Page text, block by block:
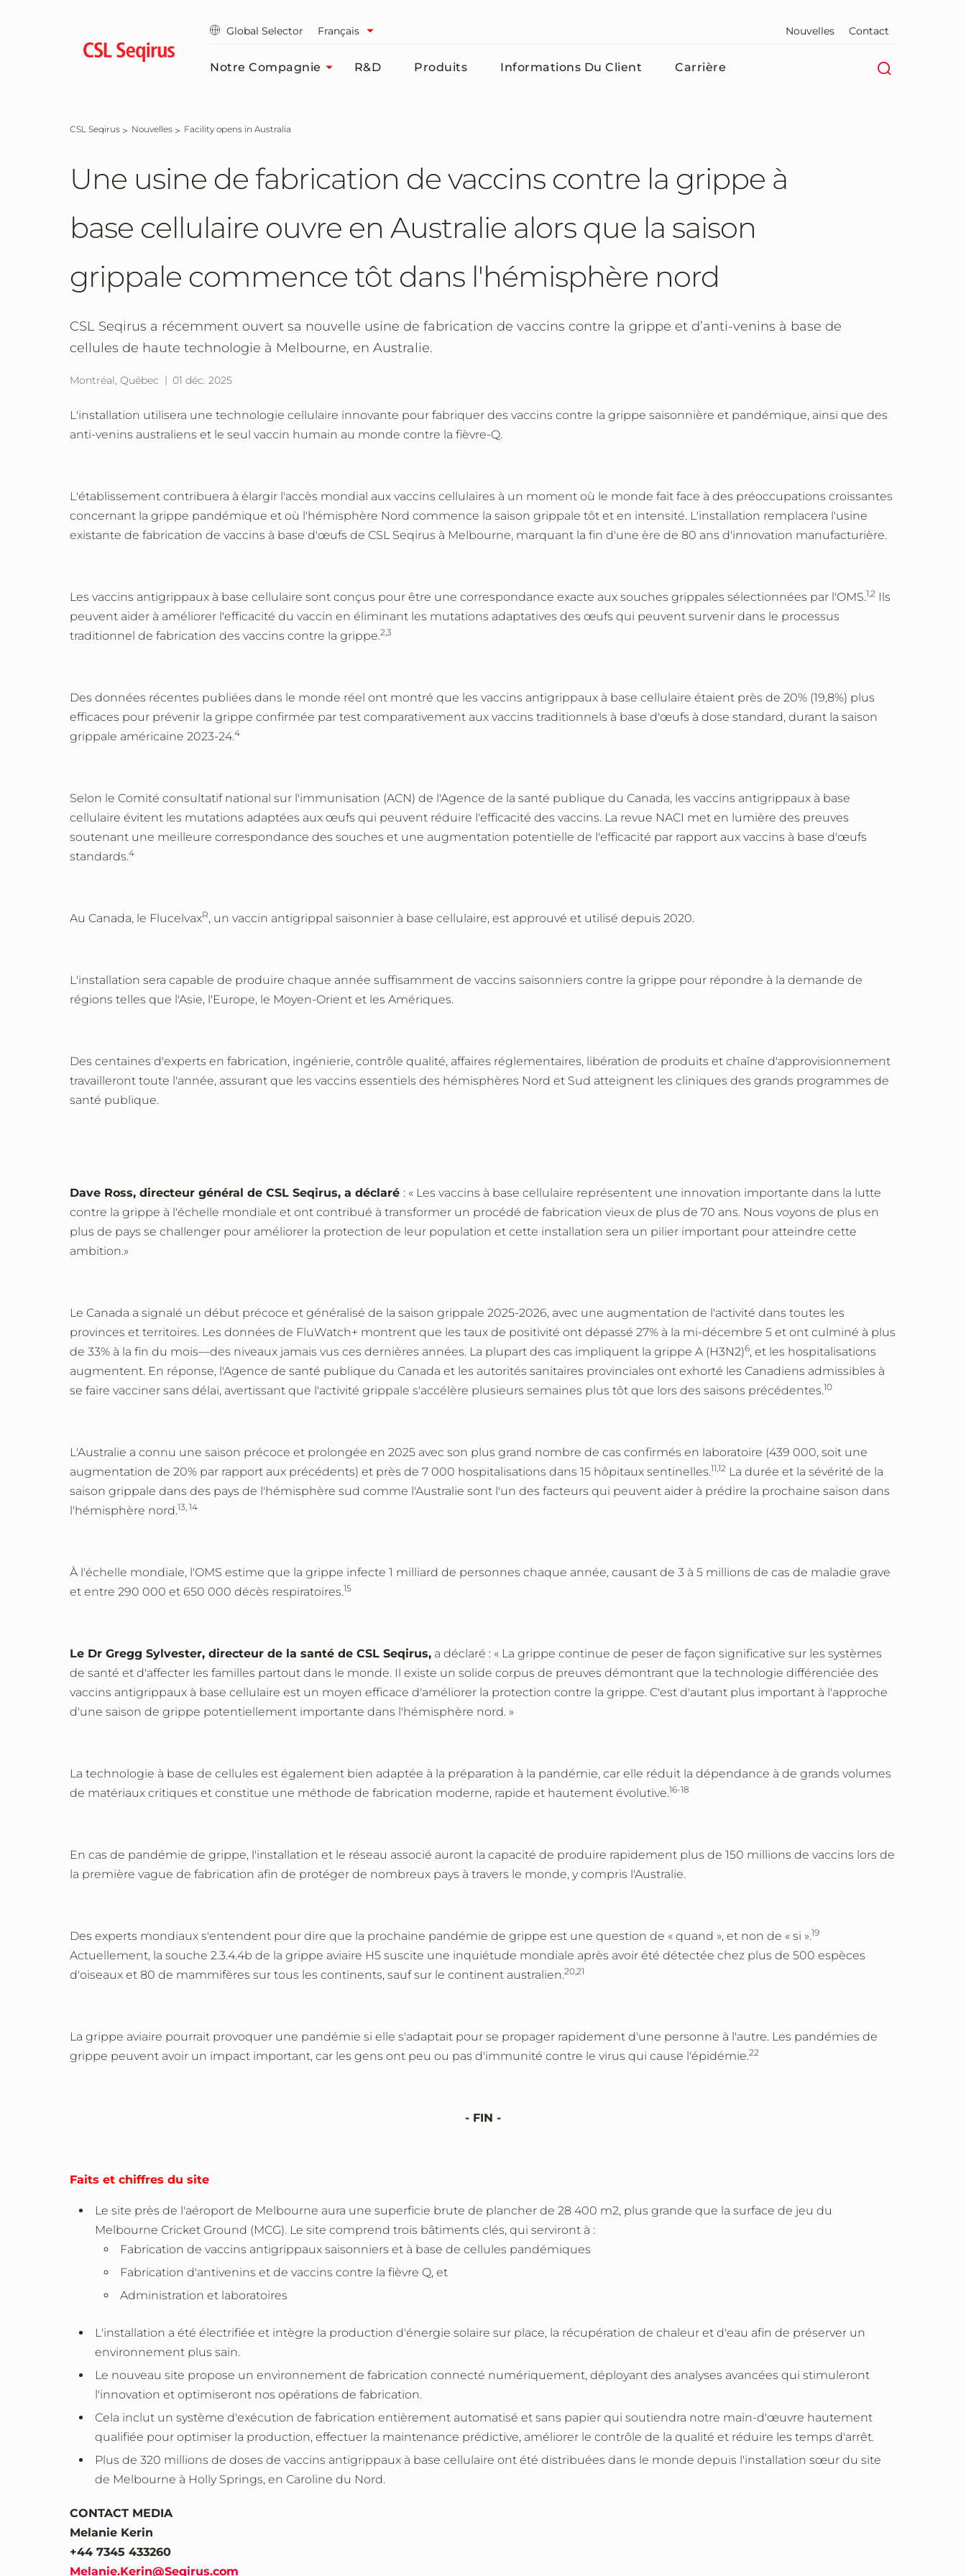
Global Selector Français Nouvelles Contact
Notre Compagnie R&D Produits Informations Du Client Carrière
CSL Seqirus Nouvelles Facility opens in Australia
Une usine de fabrication de vaccins contre la grippe à
base cellulaire ouvre en Australie alors que la saison
grippale commence tôt dans l'hémisphère nord
CSL Seqirus a récemment ouvert sa nouvelle usine de fabrication de vaccins contre la grippe et d’anti-venins à base de
cellules de haute technologie à Melbourne, en Australie.
Montréal, Québec 01 déc. 2025
L'installation utilisera une technologie cellulaire innovante pour fabriquer des vaccins contre la grippe saisonnière et pandémique, ainsi que des
anti-venins australiens et le seul vaccin humain au monde contre la fièvre-Q.
L'établissement contribuera à élargir l'accès mondial aux vaccins cellulaires à un moment où le monde fait face à des préoccupations croissantes
concernant la grippe pandémique et où l'hémisphère Nord commence la saison grippale tôt et en intensité. L'installation remplacera l'usine
existante de fabrication de vaccins à base d'œufs de CSL Seqirus à Melbourne, marquant la fin d'une ère de 80 ans d'innovation manufacturière.
Les vaccins antigrippaux à base cellulaire sont conçus pour être une correspondance exacte aux souches grippales sélectionnées par l'OMS.1,2 Ils
peuvent aider à améliorer l'efficacité du vaccin en éliminant les mutations adaptatives des œufs qui peuvent survenir dans le processus
traditionnel de fabrication des vaccins contre la grippe.2,3
Des données récentes publiées dans le monde réel ont montré que les vaccins antigrippaux à base cellulaire étaient près de 20% (19,8%) plus
efficaces pour prévenir la grippe confirmée par test comparativement aux vaccins traditionnels à base d'œufs à dose standard, durant la saison
grippale américaine 2023-24.4
Selon le Comité consultatif national sur l'immunisation (ACN) de l'Agence de la santé publique du Canada, les vaccins antigrippaux à base
cellulaire évitent les mutations adaptées aux œufs qui peuvent réduire l'efficacité des vaccins. La revue NACI met en lumière des preuves
soutenant une meilleure correspondance des souches et une augmentation potentielle de l'efficacité par rapport aux vaccins à base d'œufs
standards.4
Au Canada, le FlucelvaxR, un vaccin antigrippal saisonnier à base cellulaire, est approuvé et utilisé depuis 2020.
L'installation sera capable de produire chaque année suffisamment de vaccins saisonniers contre la grippe pour répondre à la demande de
régions telles que l'Asie, l'Europe, le Moyen-Orient et les Amériques.
Des centaines d'experts en fabrication, ingénierie, contrôle qualité, affaires réglementaires, libération de produits et chaîne d'approvisionnement
travailleront toute l'année, assurant que les vaccins essentiels des hémisphères Nord et Sud atteignent les cliniques des grands programmes de
santé publique.
Dave Ross, directeur général de CSL Seqirus, a déclaré : « Les vaccins à base cellulaire représentent une innovation importante dans la lutte
contre la grippe à l'échelle mondiale et ont contribué à transformer un procédé de fabrication vieux de plus de 70 ans. Nous voyons de plus en
plus de pays se challenger pour améliorer la protection de leur population et cette installation sera un pilier important pour atteindre cette
ambition.»
Le Canada a signalé un début précoce et généralisé de la saison grippale 2025-2026, avec une augmentation de l'activité dans toutes les
provinces et territoires. Les données de FluWatch+ montrent que les taux de positivité ont dépassé 27% à la mi-décembre 5 et ont culminé à plus
de 33% à la fin du mois—des niveaux jamais vus ces dernières années. La plupart des cas impliquent la grippe A (H3N2)6, et les hospitalisations
augmentent. En réponse, l'Agence de santé publique du Canada et les autorités sanitaires provinciales ont exhorté les Canadiens admissibles à
se faire vacciner sans délai, avertissant que l'activité grippale s'accélère plusieurs semaines plus tôt que lors des saisons précédentes.10
L'Australie a connu une saison précoce et prolongée en 2025 avec son plus grand nombre de cas confirmés en laboratoire (439 000, soit une
augmentation de 20% par rapport aux précédents) et près de 7 000 hospitalisations dans 15 hôpitaux sentinelles.11,12 La durée et la sévérité de la
saison grippale dans des pays de l'hémisphère sud comme l'Australie sont l'un des facteurs qui peuvent aider à prédire la prochaine saison dans
l'hémisphère nord.13, 14
À l'échelle mondiale, l'OMS estime que la grippe infecte 1 milliard de personnes chaque année, causant de 3 à 5 millions de cas de maladie grave
et entre 290 000 et 650 000 décès respiratoires.15
Le Dr Gregg Sylvester, directeur de la santé de CSL Seqirus, a déclaré : « La grippe continue de peser de façon significative sur les systèmes
de santé et d'affecter les familles partout dans le monde. Il existe un solide corpus de preuves démontrant que la technologie différenciée des
vaccins antigrippaux à base cellulaire est un moyen efficace d'améliorer la protection contre la grippe. C'est d'autant plus important à l'approche
d'une saison de grippe potentiellement importante dans l'hémisphère nord. »
La technologie à base de cellules est également bien adaptée à la préparation à la pandémie, car elle réduit la dépendance à de grands volumes
de matériaux critiques et constitue une méthode de fabrication moderne, rapide et hautement évolutive.16-18
En cas de pandémie de grippe, l'installation et le réseau associé auront la capacité de produire rapidement plus de 150 millions de vaccins lors de
la première vague de fabrication afin de protéger de nombreux pays à travers le monde, y compris l'Australie.
Des experts mondiaux s'entendent pour dire que la prochaine pandémie de grippe est une question de « quand », et non de « si ».19
Actuellement, la souche 2.3.4.4b de la grippe aviaire H5 suscite une inquiétude mondiale après avoir été détectée chez plus de 500 espèces
d'oiseaux et 80 de mammifères sur tous les continents, sauf sur le continent australien.20,21
La grippe aviaire pourrait provoquer une pandémie si elle s'adaptait pour se propager rapidement d'une personne à l'autre. Les pandémies de
grippe peuvent avoir un impact important, car les gens ont peu ou pas d'immunité contre le virus qui cause l'épidémie.22
- FIN -
Faits et chiffres du site
Le site près de l'aéroport de Melbourne aura une superficie brute de plancher de 28 400 m2, plus grande que la surface de jeu du
Melbourne Cricket Ground (MCG). Le site comprend trois bâtiments clés, qui serviront à :
Fabrication de vaccins antigrippaux saisonniers et à base de cellules pandémiques
Fabrication d'antivenins et de vaccins contre la fièvre Q, et
Administration et laboratoires
L'installation a été électrifiée et intègre la production d'énergie solaire sur place, la récupération de chaleur et d'eau afin de préserver un
environnement plus sain.
Le nouveau site propose un environnement de fabrication connecté numériquement, déployant des analyses avancées qui stimuleront
l'innovation et optimiseront nos opérations de fabrication.
Cela inclut un système d'exécution de fabrication entièrement automatisé et sans papier qui soutiendra notre main-d'œuvre hautement
qualifiée pour optimiser la production, effectuer la maintenance prédictive, améliorer le contrôle de la qualité et réduire les temps d'arrêt.
Plus de 320 millions de doses de vaccins antigrippaux à base cellulaire ont été distribuées dans le monde depuis l'installation sœur du site
de Melbourne à Holly Springs, en Caroline du Nord.
CONTACT MEDIA
Melanie Kerin
+44 7345 433260
Melanie.Kerin@Seqirus.com